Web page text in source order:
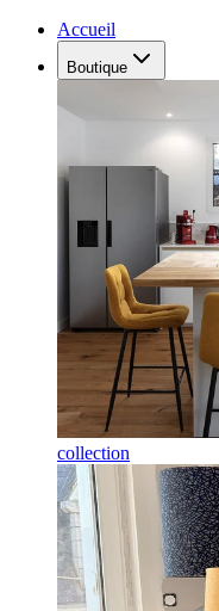
Accueil
Boutique
collection